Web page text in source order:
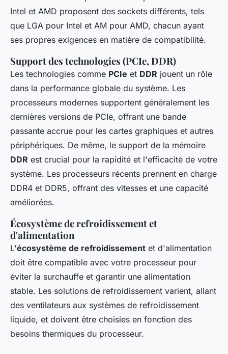
Intel et AMD proposent des sockets différents, tels
que LGA pour Intel et AM pour AMD, chacun ayant
ses propres exigences en matière de compatibilité.
Support des technologies (PCIe, DDR)
Les technologies comme PCIe et DDR jouent un rôle
dans la performance globale du système. Les
processeurs modernes supportent généralement les
dernières versions de PCIe, offrant une bande
passante accrue pour les cartes graphiques et autres
périphériques. De même, le support de la mémoire
DDR est crucial pour la rapidité et l'efficacité de votre
système. Les processeurs récents prennent en charge
DDR4 et DDR5, offrant des vitesses et une capacité
améliorées.
Écosystème de refroidissement et
d'alimentation
L'écosystème de refroidissement et d'alimentation
doit être compatible avec votre processeur pour
éviter la surchauffe et garantir une alimentation
stable. Les solutions de refroidissement varient, allant
des ventilateurs aux systèmes de refroidissement
liquide, et doivent être choisies en fonction des
besoins thermiques du processeur.